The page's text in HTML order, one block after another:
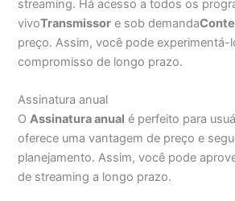
streaming. Há acesso a todos os
vivoTransmissor e sob demanda
preço. Assim, você pode experimentá-
compromisso de longo prazo.
Assinatura anual
OAssinatura anual é perfeito para
oferece uma vantagem de preço e
planejamento. Assim, você pode
de streaming a longo prazo.